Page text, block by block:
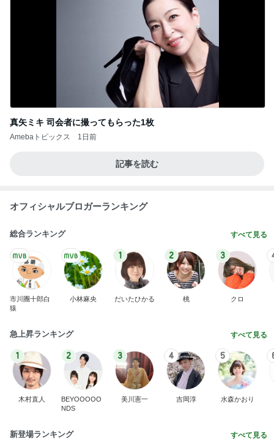
真矢ミキ 司会者に撮ってもらった1枚
Amebaトピックス 1日前
記事を読む
オフィシャルブロガーランキング
総合ランキング すべて見る
市川團十郎白
猿
小林麻央
1
だいたひかる
2
桃
3
クロ
急上昇ランキング すべて見る
1
木村直人
2
BEYOOOOO
NDS
3
美川憲一
4
吉岡淳
5
水森かおり
新登場ランキング すべて見る